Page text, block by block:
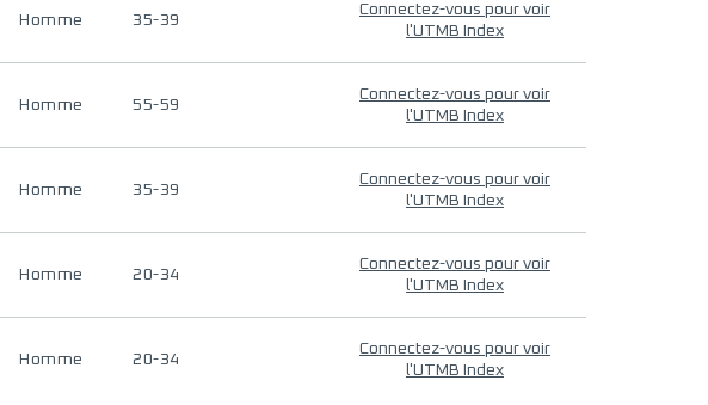
Homme 35-39
Connectez-vous pour voir
l'UTMB Index
Homme 55-59
Connectez-vous pour voir
l'UTMB Index
Homme 35-39
Connectez-vous pour voir
l'UTMB Index
Homme 20-34
Connectez-vous pour voir
l'UTMB Index
Homme 20-34
Connectez-vous pour voir
l'UTMB Index